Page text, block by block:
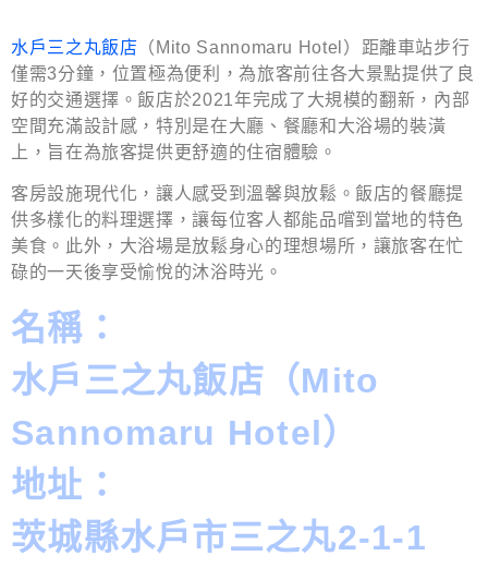
水戶三之丸飯店 （Mito Sannomaru Hotel）距離車站步行
僅需3分鐘，位置極為便利，為旅客前往各大景點提供了良
好的交通選擇。飯店於2021年完成了大規模的翻新，內部
空間充滿設計感，特別是在大廳、餐廳和大浴場的裝潢
上，旨在為旅客提供更舒適的住宿體驗。
客房設施現代化，讓人感受到溫馨與放鬆。飯店的餐廳提
供多樣化的料理選擇，讓每位客人都能品嚐到當地的特色
美食。此外，大浴場是放鬆身心的理想場所，讓旅客在忙
碌的一天後享受愉悅的沐浴時光。
名稱：
水戶三之丸飯店（Mito
Sannomaru Hotel）
地址：
茨城縣水戶市三之丸2-1-1